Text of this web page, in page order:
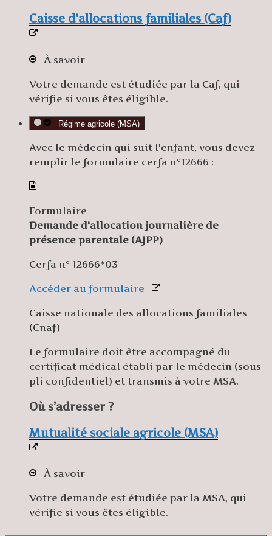
Caisse d'allocations familiales (Caf)
À savoir
Votre demande est étudiée par la Caf, qui
vérifie si vous êtes éligible.
Régime agricole (MSA)
Avec le médecin qui suit l'enfant, vous devez
remplir le formulaire cerfa n°12666 :
Formulaire
Demande d'allocation journalière de
présence parentale (AJPP)
Cerfa n° 12666*03
Accéder au formulaire
Caisse nationale des allocations familiales
(Cnaf)
Le formulaire doit être accompagné du
certificat médical établi par le médecin (sous
pli confidentiel) et transmis à votre MSA.
Où s’adresser ?
Mutualité sociale agricole (MSA)
À savoir
Votre demande est étudiée par la MSA, qui
vérifie si vous êtes éligible.